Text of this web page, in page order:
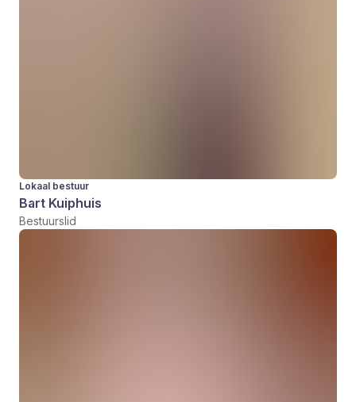
Lokaal bestuur
Bart Kuiphuis
Bestuurslid